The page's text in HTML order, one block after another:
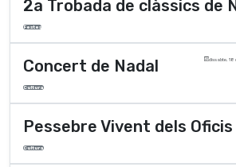
2a Trobada de clàssics de
Festes
Concert de Nadal dissabte, 18
Cultura
Pessebre Vivent dels
Cultura